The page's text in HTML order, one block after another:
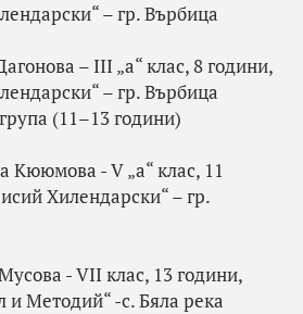
– гр. Върбица
– III „а“ клас, 8 години,
– гр. Върбица
(11–13 години)
Кююмова - V „а“ клас, 11
Хилендарски“ – гр.
- VII клас, 13 години,
Методий“ -с. Бяла река